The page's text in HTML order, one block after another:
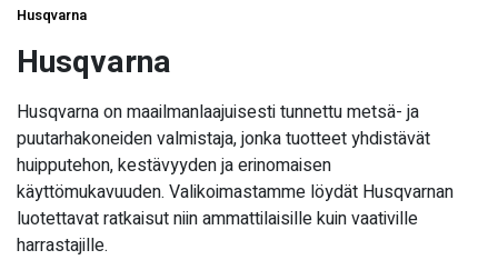
Husqvarna
Husqvarna
Husqvarna on maailmanlaajuisesti tunnettu metsä- ja
puutarhakoneiden valmistaja, jonka tuotteet yhdistävät
huipputehon, kestävyyden ja erinomaisen
käyttömukavuuden. Valikoimastamme löydät Husqvarnan
luotettavat ratkaisut niin ammattilaisille kuin vaativille
harrastajille.